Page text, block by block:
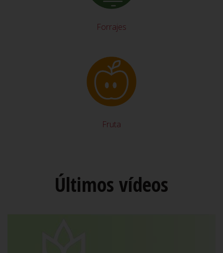
Forrajes
Fruta
Últimos vídeos